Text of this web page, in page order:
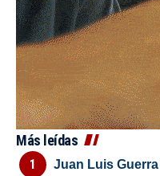
Más leídas
Juan Luis